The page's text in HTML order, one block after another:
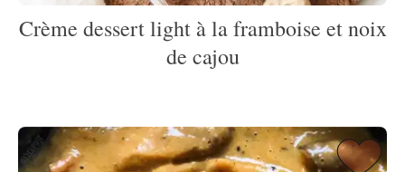
Crème dessert light à la framboise et noix
de cajou